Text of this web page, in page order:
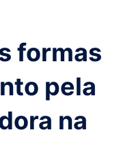
formas
pela
na